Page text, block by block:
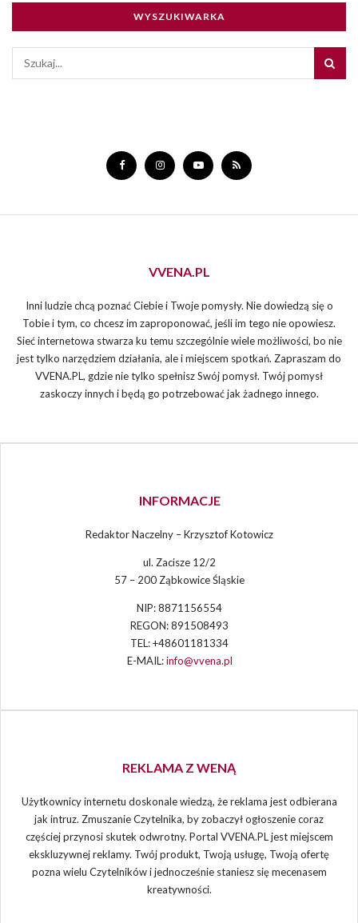
WYSZUKIWARKA
VVENA.PL
Inni ludzie chcą poznać Ciebie i Twoje pomysły. Nie dowiedzą się o
Tobie i tym, co chcesz im zaproponować, jeśli im tego nie opowiesz.
Sieć internetowa stwarza ku temu szczególnie wiele możliwości, bo nie
jest tylko narzędziem działania, ale i miejscem spotkań. Zapraszam do
VVENA.PL, gdzie nie tylko spełnisz Swój pomysł. Twój pomysł
zaskoczy innych i będą go potrzebować jak żadnego innego.
INFORMACJE
Redaktor Naczelny – Krzysztof Kotowicz
ul. Zacisze 12/2
57 – 200 Ząbkowice Śląskie
NIP: 8871156554
REGON: 891508493
TEL: +48601181334
E-MAIL:info@vvena.pl
REKLAMA Z WENĄ
Użytkownicy internetu doskonale wiedzą, że reklama jest odbierana
jak intruz. Zmuszanie Czytelnika, by zobaczył ogłoszenie coraz
częściej przynosi skutek odwrotny. Portal VVENA.PL jest miejscem
ekskluzywnej reklamy. Twój produkt, Twoją usługę, Twoją ofertę
pozna wielu Czytelników i jednocześnie staniesz się mecenasem
kreatywności.